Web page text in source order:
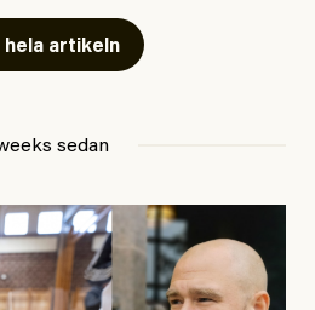
det att vara en ”röd, grön och
vad är egentligen bra
. Enligt ingressen
vars ”bakgrund skapar
Problemet är att artikeln
hela artikeln
sedan